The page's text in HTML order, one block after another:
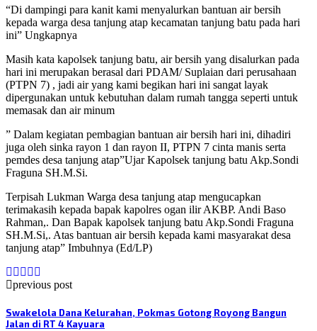
“Di dampingi para kanit kami menyalurkan bantuan air bersih
kepada warga desa tanjung atap kecamatan tanjung batu pada hari
ini” Ungkapnya
Masih kata kapolsek tanjung batu, air bersih yang disalurkan pada
hari ini merupakan berasal dari PDAM/ Suplaian dari perusahaan
(PTPN 7) , jadi air yang kami begikan hari ini sangat layak
dipergunakan untuk kebutuhan dalam rumah tangga seperti untuk
memasak dan air minum
” Dalam kegiatan pembagian bantuan air bersih hari ini, dihadiri
juga oleh sinka rayon 1 dan rayon II, PTPN 7 cinta manis serta
pemdes desa tanjung atap”Ujar Kapolsek tanjung batu Akp.Sondi
Fraguna SH.M.Si.
Terpisah Lukman Warga desa tanjung atap mengucapkan
terimakasih kepada bapak kapolres ogan ilir AKBP. Andi Baso
Rahman,. Dan Bapak kapolsek tanjung batu Akp.Sondi Fraguna
SH.M.Si,. Atas bantuan air bersih kepada kami masyarakat desa
tanjung atap” Imbuhnya (Ed/LP)
previous post
Swakelola Dana Kelurahan, Pokmas Gotong Royong Bangun
Jalan di RT 4 Kayuara